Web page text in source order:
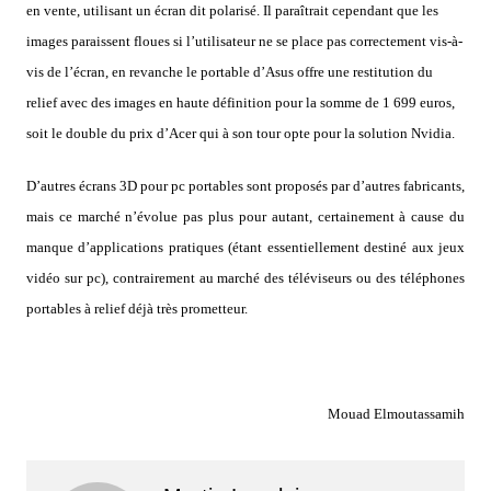
en vente, utilisant un écran dit polarisé. Il paraîtrait cependant que les
images paraissent floues si l’utilisateur ne se place pas correctement vis-à-
vis de l’écran, en revanche le portable d’Asus offre une restitution du
relief avec des images en haute définition pour la somme de 1 699 euros,
soit le double du prix d’Acer qui à son tour opte pour la solution Nvidia.
D’autres écrans 3D pour pc portables sont proposés par d’autres fabricants,
mais ce marché n’évolue pas plus pour autant, certainement à cause du
manque d’applications pratiques (étant essentiellement destiné aux jeux
vidéo sur pc), contrairement au marché des téléviseurs ou des téléphones
portables à relief déjà très prometteur.
Mouad Elmoutassamih